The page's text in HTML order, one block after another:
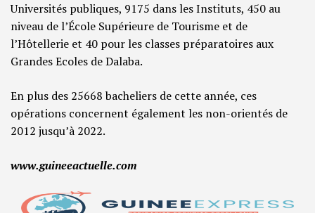
Universités publiques, 9175 dans les Instituts, 450 au
niveau de l’École Supérieure de Tourisme et de
l’Hôtellerie et 40 pour les classes préparatoires aux
Grandes Ecoles de Dalaba.
En plus des 25668 bacheliers de cette année, ces
opérations concernent également les non-orientés de
2012 jusqu’à 2022.
www.guineeactuelle.com